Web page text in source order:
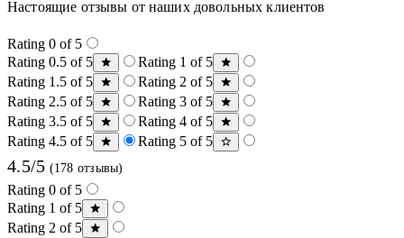
Настоящие отзывы от наших довольных клиентов
Rating 0 of 5
Rating 0.5 of 5
Rating 1 of 5
Rating 1.5 of 5
Rating 2 of 5
Rating 2.5 of 5
Rating 3 of 5
Rating 3.5 of 5
Rating 4 of 5
Rating 4.5 of 5
Rating 5 of 5
4.5/5 (178 отзывы)
Rating 0 of 5
Rating 1 of 5
Rating 2 of 5